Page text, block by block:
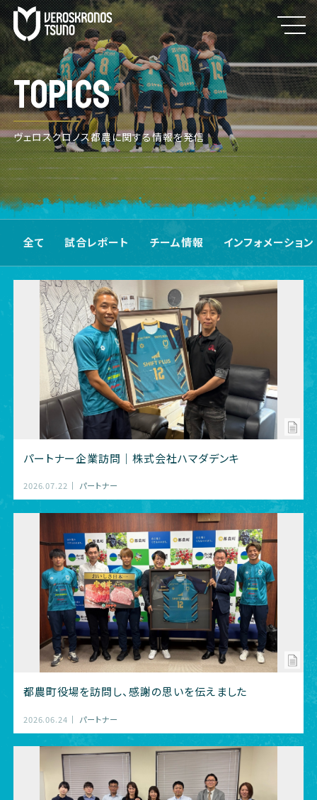
TOPICS
ヴェロスクロノス都農に関する情報を発信
全て 試合レポート チーム情報 インフォメーション
パートナー企業訪問｜株式会社ハマダデンキ
2026.07.22 パートナー
都農町役場を訪問し、感謝の思いを伝えました
2026.06.24 パートナー